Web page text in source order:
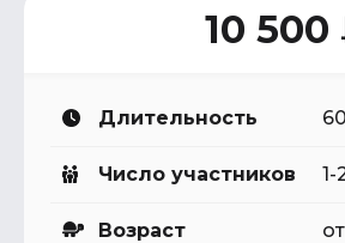
10 500
Длительность
Число участников 1-
Возраст